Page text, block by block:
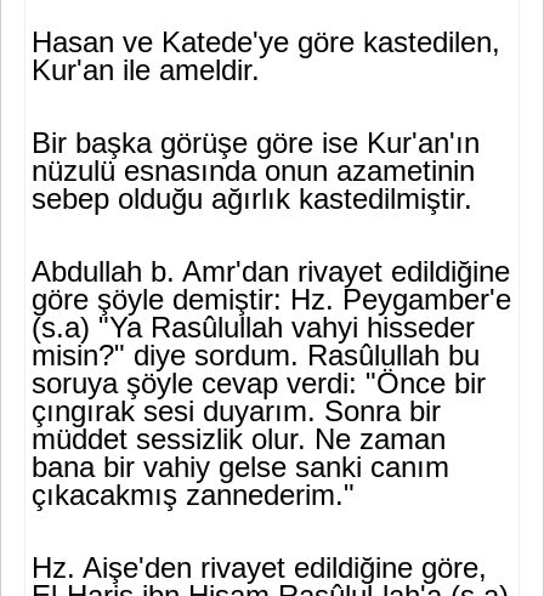
Hasan ve Katede'ye göre kastedilen,
Kur'an ile ameldir.
Bir başka görüşe göre ise Kur'an'ın
nüzulü esnasında onun aza­metinin
sebep olduğu ağırlık kastedilmiştir.
Abdullah b. Amr'dan rivayet edildiğine
göre şöyle demiştir: Hz. Peygamber'e
(s.a) "Ya Rasûlullah vahyi hisseder
misin?" diye sordum. Rasûlullah bu
soruya şöyle cevap verdi: "Önce bir
çıngırak sesi duya­rım. Sonra bir
müddet sessizlik olur. Ne zaman
bana bir vahiy gelse sanki canım
çıkacakmış zannederim."
Hz. Aişe'den rivayet edildiğine göre,